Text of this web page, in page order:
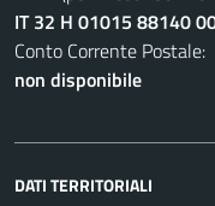
IT 32 H 01015 88140
Conto Corrente Postale:
non disponibile
DATI TERRITORIALI